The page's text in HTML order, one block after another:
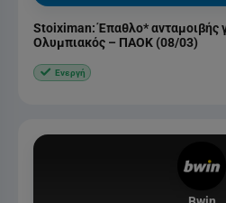
Stoiximan: Έπαθλο* ανταμοιβής
Ολυμπιακός – ΠΑΟΚ (08/03)
Ενεργή